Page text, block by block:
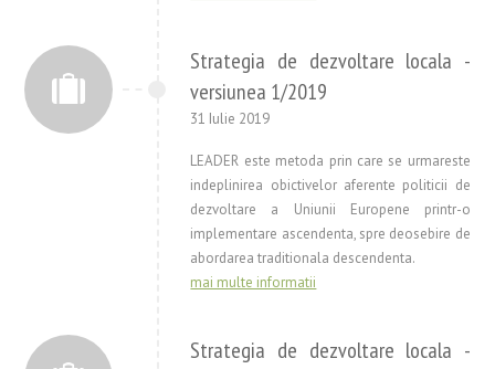
Strategia de dezvoltare locala -
versiunea 1/2019
31 Iulie 2019
LEADER este metoda prin care se urmareste
indeplinirea obictivelor aferente politicii de
dezvoltare a Uniunii Europene printr-o
implementare ascendenta, spre deosebire de
abordarea traditionala descendenta.
mai multe informatii
Strategia de dezvoltare locala -